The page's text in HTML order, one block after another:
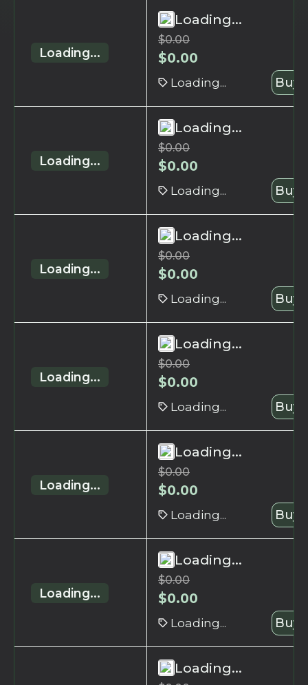
Loading...
Loading...
$0.00
$0.00
Loading... Buy
Loading...
Loading...
$0.00
$0.00
Loading... Buy
Loading...
Loading...
$0.00
$0.00
Loading... Buy
Loading...
Loading...
$0.00
$0.00
Loading... Buy
Loading...
Loading...
$0.00
$0.00
Loading... Buy
Loading...
Loading...
$0.00
$0.00
Loading... Buy
Loading...